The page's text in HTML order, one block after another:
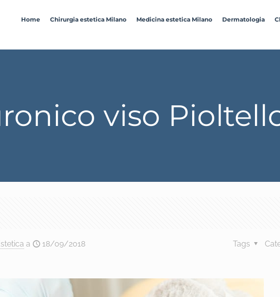
Home Chirurgia estetica Milano Medicina estetica Milano Dermatologia
viso
a 18/09/2018 Tags